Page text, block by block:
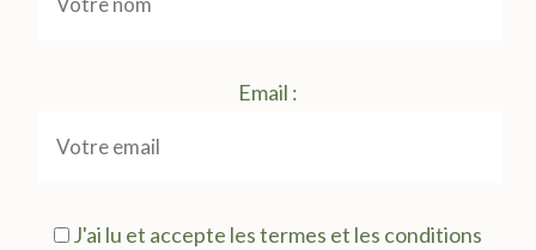
Email :
J'ai lu et accepte les termes et les conditions